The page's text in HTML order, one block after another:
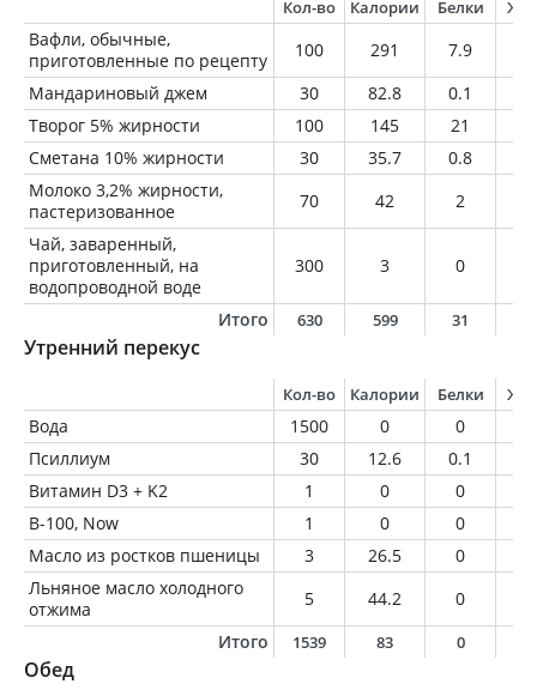
Кол-во Калории Белки
Вафли, обычные,
приготовленные по рецепту
100 291 7.9
Мандариновый джем
30 82.8 0.1
Творог 5% жирности
100 145 21
Сметана 10% жирности
30 35.7 0.8
Молоко 3,2% жирности,
пастеризованное
70 42 2
Чай, заваренный,
приготовленный, на
водопроводной воде
300 3 0
Итого 630 599 31
Утренний перекус
Кол-во Калории Белки
Вода 1500 0 0
Псиллиум
30 12.6 0.1
Витамин D3 + K2
1 0 0
В-100, Now
1 0 0
Масло из ростков пшеницы
3 26.5 0
Льняное масло холодного
отжима
5 44.2 0
Итого
1539 83 0
Обед